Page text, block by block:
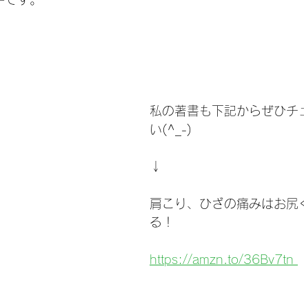
私の著書も下記からぜひチ
い(^_-)
↓
肩こり、ひざの痛みはお尻
る！
https://amzn.to/36Bv7tn